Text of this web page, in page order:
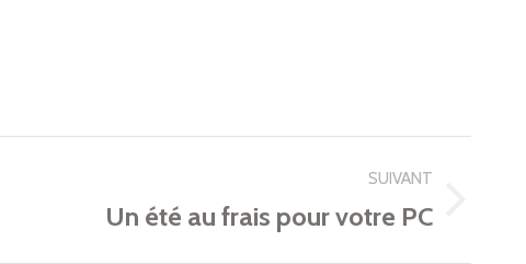
SUIVANT
Un été au frais pour votre PC